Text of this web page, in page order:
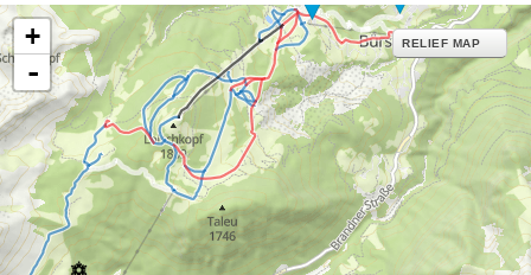
+
-
RELIEF MAP